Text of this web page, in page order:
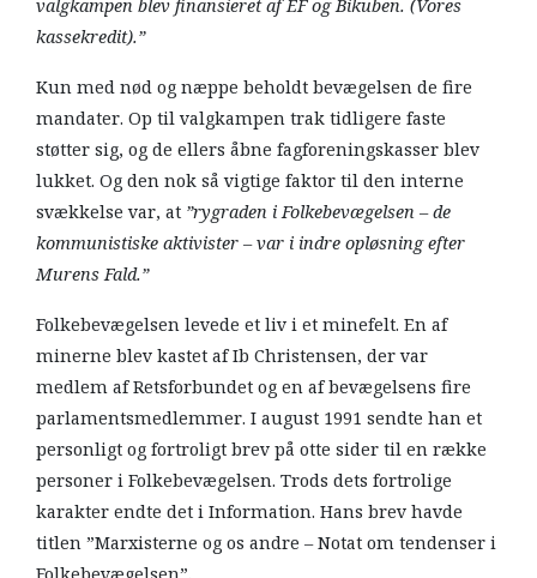
valgkampen blev finansieret af EF og Bikuben. (Vores
kassekredit).”
Kun med nød og næppe beholdt bevægelsen de fire
mandater. Op til valgkampen trak tidligere faste
støtter sig, og de ellers åbne fagforeningskasser blev
lukket. Og den nok så vigtige faktor til den interne
svækkelse var, at ”rygraden i Folkebevægelsen – de
kommunistiske aktivister – var i indre opløsning efter
Murens Fald.”
Folkebevægelsen levede et liv i et minefelt. En af
minerne blev kastet af Ib Christensen, der var
medlem af Retsforbundet og en af bevægelsens fire
parlamentsmedlemmer. I august 1991 sendte han et
personligt og fortroligt brev på otte sider til en række
personer i Folkebevægelsen. Trods dets fortrolige
karakter endte det i Information. Hans brev havde
titlen ”Marxisterne og os andre – Notat om tendenser i